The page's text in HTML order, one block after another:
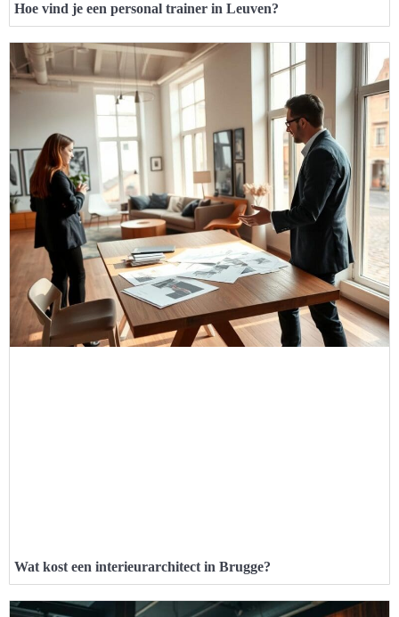
Hoe vind je een personal trainer in Leuven?
Wat kost een interieurarchitect in Brugge?